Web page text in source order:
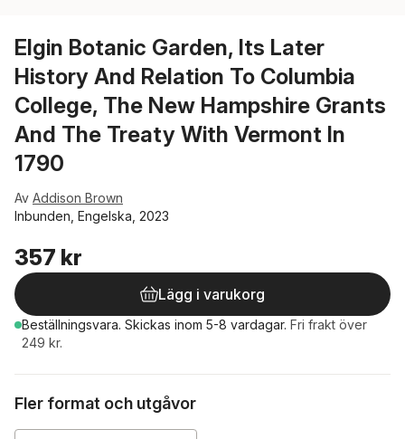
Elgin Botanic Garden, Its Later
History And Relation To Columbia
College, The New Hampshire Grants
And The Treaty With Vermont In
1790
Av Addison Brown
Inbunden, Engelska, 2023
357 kr
Lägg i varukorg
Beställningsvara. Skickas inom 5-8 vardagar. Fri frakt över
249 kr.
Fler format och utgåvor